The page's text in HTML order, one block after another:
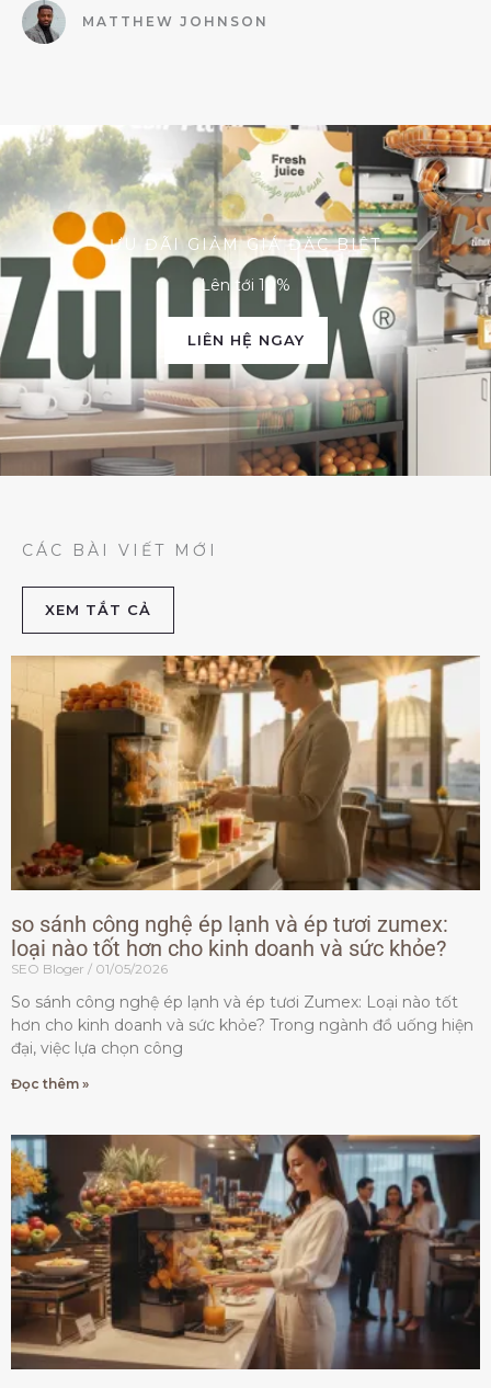
MATTHEW JOHNSON
ƯU ĐÃI GIẢM GIÁ ĐẶC BIỆT
Lên tới 10%
LIÊN HỆ NGAY
CÁC BÀI VIẾT MỚI
XEM TẮT CẢ
so sánh công nghệ ép lạnh và ép tươi zumex:
loại nào tốt hơn cho kinh doanh và sức khỏe?
SEO Bloger 01/05/2026
So sánh công nghệ ép lạnh và ép tươi Zumex: Loại nào tốt
hơn cho kinh doanh và sức khỏe? Trong ngành đồ uống hiện
đại, việc lựa chọn công
Đọc thêm »